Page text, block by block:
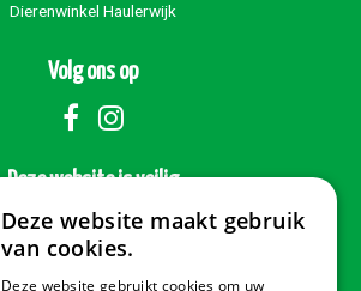
Dierenwinkel Haulerwijk
Volg ons op
Deze website is veilig
Deze website maakt gebruik
van cookies.
Deze website gebruikt cookies om uw